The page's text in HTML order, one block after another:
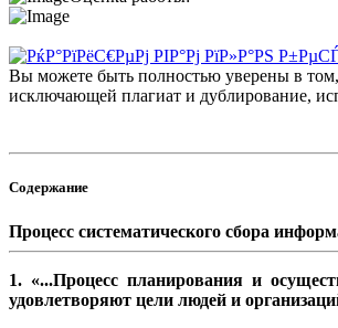
Вы можете быть полностью уверены в
исключающей плагиат и дублирование,
Содержание
Процесс систематического сбора
1. «...Процесс планирования и
удовлетворяют цели людей и